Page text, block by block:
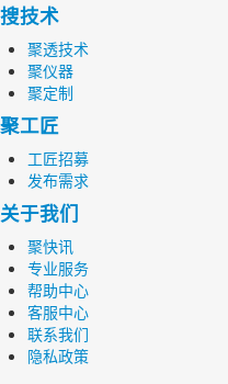
搜技术
聚透技术
聚仪器
聚定制
聚工匠
工匠招募
发布需求
关于我们
聚快讯
专业服务
帮助中心
客服中心
联系我们
隐私政策